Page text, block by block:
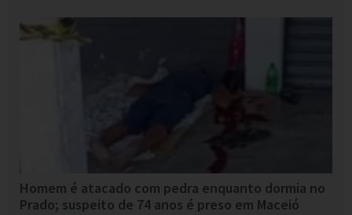
Homem é atacado com pedra enquanto dormia no
Prado; suspeito de 74 anos é preso em Maceió